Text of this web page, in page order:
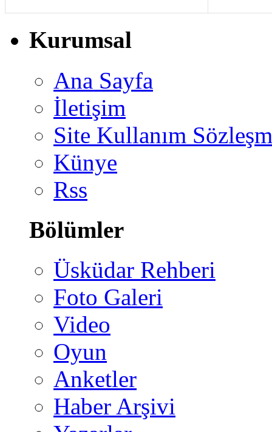
Kurumsal
Ana Sayfa
İletişim
Site Kullanım
Künye
Rss
Bölümler
Üsküdar Rehberi
Foto Galeri
Video
Oyun
Anketler
Haber Arşivi